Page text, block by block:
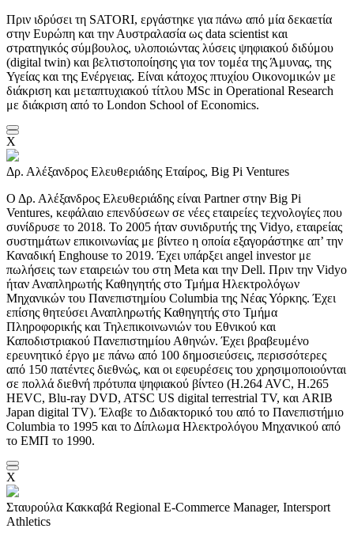
Πριν ιδρύσει τη SATORI, εργάστηκε για πάνω από μία δεκαετία
στην Ευρώπη και την Αυστραλασία ως data scientist και
στρατηγικός σύμβουλος, υλοποιώντας λύσεις ψηφιακού διδύμου
(digital twin) και βελτιστοποίησης για τον τομέα της Άμυνας, της
Υγείας και της Ενέργειας. Είναι κάτοχος πτυχίου Οικονομικών με
διάκριση και μεταπτυχιακού τίτλου MSc in Operational Research
με διάκριση από το London School of Economics.
X
Δρ. Αλέξανδρος Ελευθεριάδης Εταίρος, Big Pi Ventures
Ο Δρ. Αλέξανδρος Ελευθεριάδης είναι Partner στην Big Pi
Ventures, κεφάλαιο επενδύσεων σε νέες εταιρείες τεχνολογίες που
συνίδρυσε το 2018. Το 2005 ήταν συνιδρυτής της Vidyo, εταιρείας
συστημάτων επικοινωνίας με βίντεο η οποία εξαγοράστηκε απ’ την
Καναδική Enghouse το 2019. Έχει υπάρξει angel investor με
πωλήσεις των εταιρειών του στη Meta και την Dell. Πριν την Vidyo
ήταν Αναπληρωτής Καθηγητής στο Τμήμα Ηλεκτρολόγων
Μηχανικών του Πανεπιστημίου Columbia της Νέας Υόρκης. Έχει
επίσης θητεύσει Αναπληρωτής Καθηγητής στο Τμήμα
Πληροφορικής και Τηλεπικοινωνιών του Εθνικού και
Καποδιστριακού Πανεπιστημίου Αθηνών. Έχει βραβευμένο
ερευνητικό έργο με πάνω από 100 δημοσιεύσεις, περισσότερες
από 150 πατέντες διεθνώς, και οι εφευρέσεις του χρησιμοποιούνται
σε πολλά διεθνή πρότυπα ψηφιακού βίντεο (H.264 AVC, H.265
HEVC, Blu-ray DVD, ATSC US digital terrestrial TV, και ARIB
Japan digital TV). Έλαβε το Διδακτορικό του από το Πανεπιστήμιο
Columbia το 1995 και το Δίπλωμα Ηλεκτρολόγου Μηχανικού από
το ΕΜΠ το 1990.
X
Σταυρούλα Κακκαβά Regional E-Commerce Manager, Intersport
Athletics